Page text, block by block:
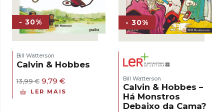
- 30%
Bill Watterson
Calvin & Hobbes
13,99€ O
preço
9,79 €
LER MAIS
- 30%
Bill Watterson
Calvin & Hobbes –
Há Monstros
Debaixo da Cama?